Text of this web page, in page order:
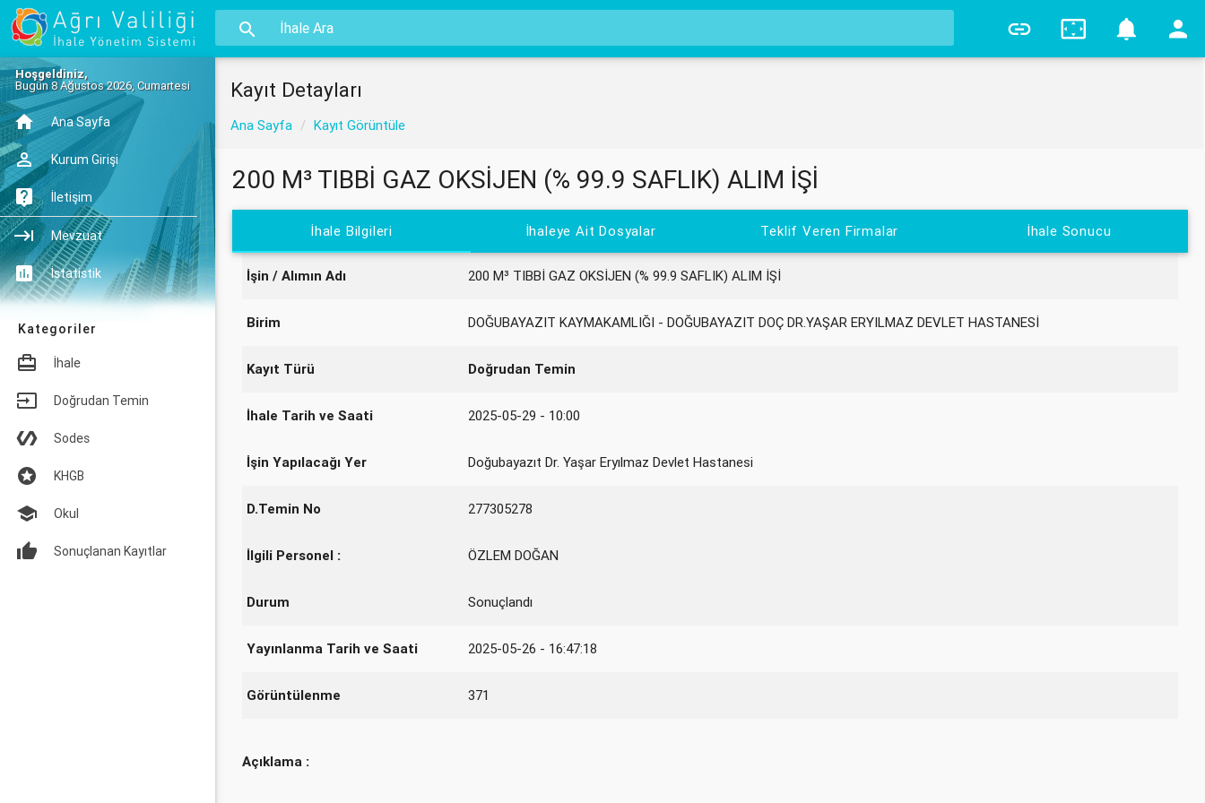
Hoşgeldiniz,
Bugün 8 Ağustos 2026, Cumartesi
Ana Sayfa
Kurum Girişi
İletişim
Mevzuat
İstatistik
Kategoriler
İhale
Doğrudan Temin
Sodes
KHGB
Okul
Sonuçlanan Kayıtlar
Kayıt Detayları
Ana Sayfa Kayıt Görüntüle
200 M³ TIBBİ GAZ OKSİJEN (% 99.9 SAFLIK) ALIM İŞİ
İhale Bilgileri İhaleye Ait Dosyalar Teklif Veren Firmalar İhale Sonucu
İşin / Alımın Adı 200 M³ TIBBİ GAZ OKSİJEN (% 99.9 SAFLIK) ALIM İŞİ
Birim DOĞUBAYAZIT KAYMAKAMLIĞI - DOĞUBAYAZIT DOÇ DR.YAŞAR ERYILMAZ DEVLET HASTANESİ
Kayıt Türü Doğrudan Temin
İhale Tarih ve Saati 2025-05-29 - 10:00
İşin Yapılacağı Yer Doğubayazıt Dr. Yaşar Eryılmaz Devlet Hastanesi
D.Temin No 277305278
İlgili Personel : ÖZLEM DOĞAN
Durum Sonuçlandı
Yayınlanma Tarih ve Saati 2025-05-26 - 16:47:18
Görüntülenme 371
Açıklama :